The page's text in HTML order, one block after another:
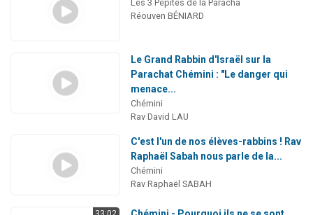
Les 3 Pépites de la Paracha
Réouven BÉNIARD
Le Grand Rabbin d'Israël sur la
Parachat Chémini : "Le danger qui
menace...
Chémini
Rav David LAU
C'est l'un de nos élèves-rabbins ! Rav
Raphaël Sabah nous parle de la...
Chémini
Rav Raphaël SABAH